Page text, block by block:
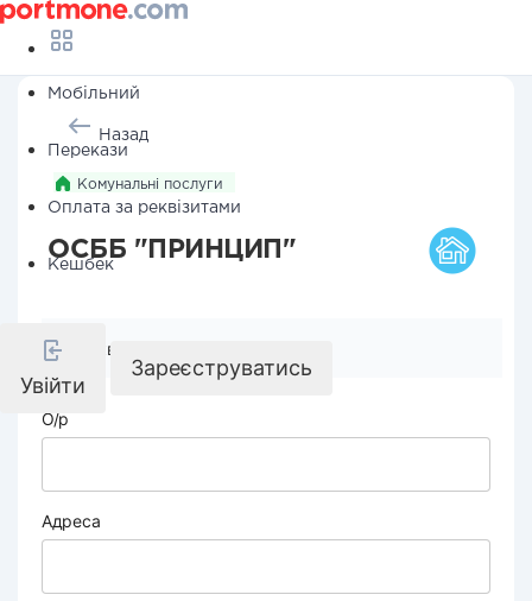
Мобільний
Перекази
Оплата за реквізитами
Кешбек
Увійти
Зареєструватись
Назад
Комунальні послуги
ОСББ "ПРИНЦИП"
Реквізити компанії
О/р
Адреса